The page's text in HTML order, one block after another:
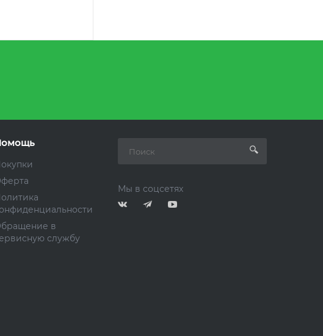
в
службу
Мы в соцсетях